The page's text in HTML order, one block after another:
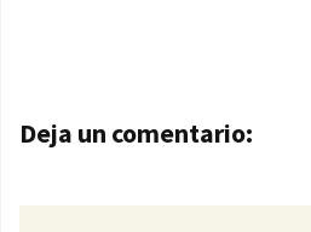
Navegación de
Deja un comentario: